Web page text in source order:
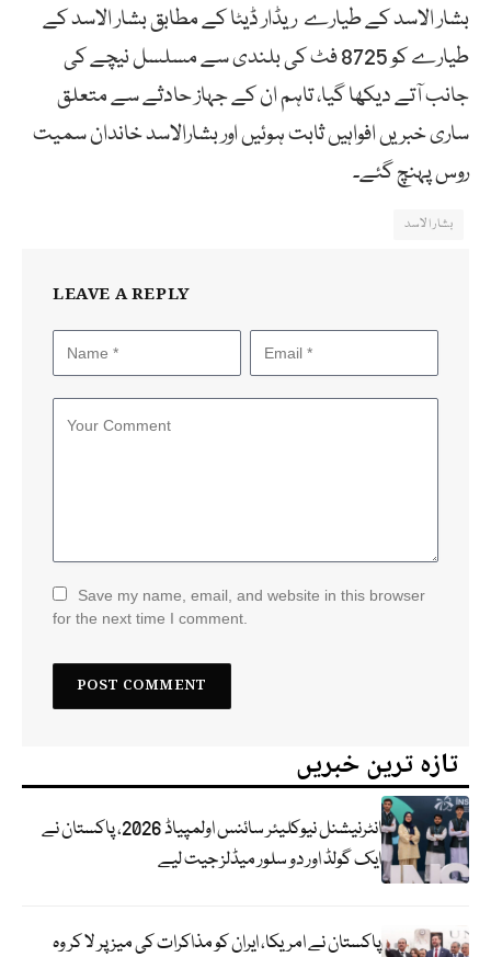
بشار الاسد کے طیارے ریڈار ڈیٹا کے مطابق بشار الاسد کے
طیارے کو 8725 فٹ کی بلندی سے مسلسل نیچے کی
جانب آتے دیکھا گیا، تاہم ان کے جہاز حادثے سے متعلق
ساری خبریں افواہیں ثابت ہوئیں اور بشارالاسد خاندان سمیت
روس پہنچ گئے۔
بشار الاسد
LEAVE A REPLY
Save my name, email, and website in this browser
for the next time I comment.
تازہ ترین خبریں
انٹرنیشنل نیوکلیئر سائنس اولمپیاڈ 2026، پاکستان نے
ایک گولڈ اور دو سلور میڈلز جیت لیے
پاکستان نے امریکا، ایران کو مذاکرات کی میز پر لا کر وہ